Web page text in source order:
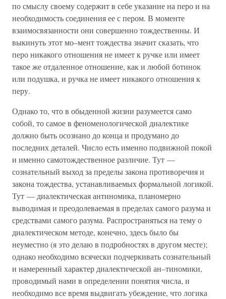
по смыслу своему содержит в себе указание на перо и на
необходимость соединения ее с пером. В моменте
взаимосвязанности они совершенно тождественны. И
выкинуть этот мо–мент тождества значит сказать, что
перо никакого отношения не имеет к ручке или имеет
такое же отдаленное отношение, как и любой ботинок
или подушка, и ручка не имеет никакого отношения к
перу.
Однако то, что в обыденной жизни разумеется само
собой, то самое в феноменологической диалектике
должно быть осознано до конца и продумано до
последних деталей. Число есть именно подвижной покой
и именно самотождественное различие. Тут —
сознательный выход за пределы закона противоречия и
закона тождества, устанавливаемых формальной логикой.
Тут — диалектическая антиномика, планомерно
выводимая и преодолеваемая в пределах самого разума и
средствами самого разума. Распространяться на тему о
диалектическом методе, конечно, здесь было бы
неуместно (я это делаю в подробностях в другом месте);
однако необходимо всячески подчеркивать сознательный
и намеренный характер диалектической ан–тиномики,
проводимый нами в определении понятия числа, и
необходимо все время выдвигать убеждение, что логика